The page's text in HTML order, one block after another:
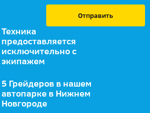
Отправить
Техника
предоставляется
исключительно с
экипажем
5 Грейдеров в нашем
автопарке в Нижнем
Новгороде